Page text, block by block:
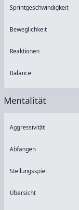
Sprintgeschwindigkeit
Beweglichkeit
Reaktionen
Balance
Mentalität
Aggressivität
Abfangen
Stellungsspiel
Übersicht